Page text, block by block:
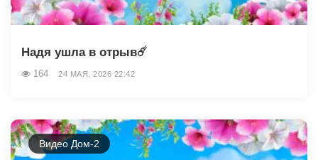
Надя ушла в отрыв☄️
164 24 МАЯ, 2026 22:42
Видео Дом-2